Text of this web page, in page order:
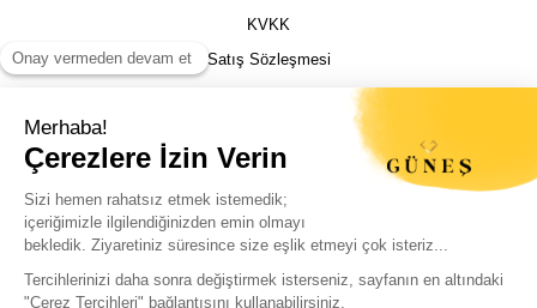
Sizin için en iyi deneyimi sunmak adına
KVKK
Satış Sözleşmesi
İstek, Öneri ve Şikayet
Kargo Takibi